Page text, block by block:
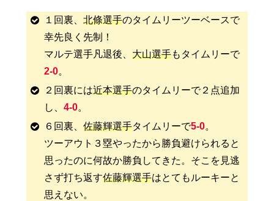
１回裏、北條選手のタイムリーツーベースで
幸先良く先制！
マルテ選手凡退後、大山選手もタイムリーで
2-0。
２回裏には近本選手のタイムリーで２点追加
し、4-0。
６回裏、佐藤輝選手タイムリーで5-0。
ツーアウト３塁やったから勝負避けられると
思ったのに何故か勝負してきた。そこを見逃
さず打ち返す佐藤輝選手はとてもルーキーと
思えない。